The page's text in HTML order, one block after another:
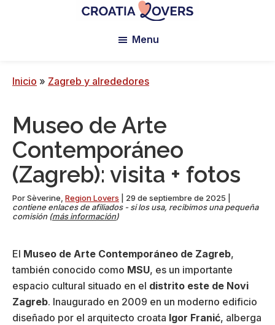
principal
sens
-
blog
de
et
Manu
Menu
Inicio » Zagreb y alrededores
Museo de Arte
Contemporáneo
(Zagreb): visita + fotos
PorSèverine Region Lovers 29 de septiembre de 2025
contiene enlaces de afiliados - si los usa, recibimos una pequeña
comisión (más información)
El Museo de Arte Contemporáneo de Zagreb,
también conocido como MSU, es un importante
espacio cultural situado en el distrito este de Novi
Zagreb. Inaugurado en 2009 en un moderno edificio
diseñado por el arquitecto croata Igor Franić, alberga